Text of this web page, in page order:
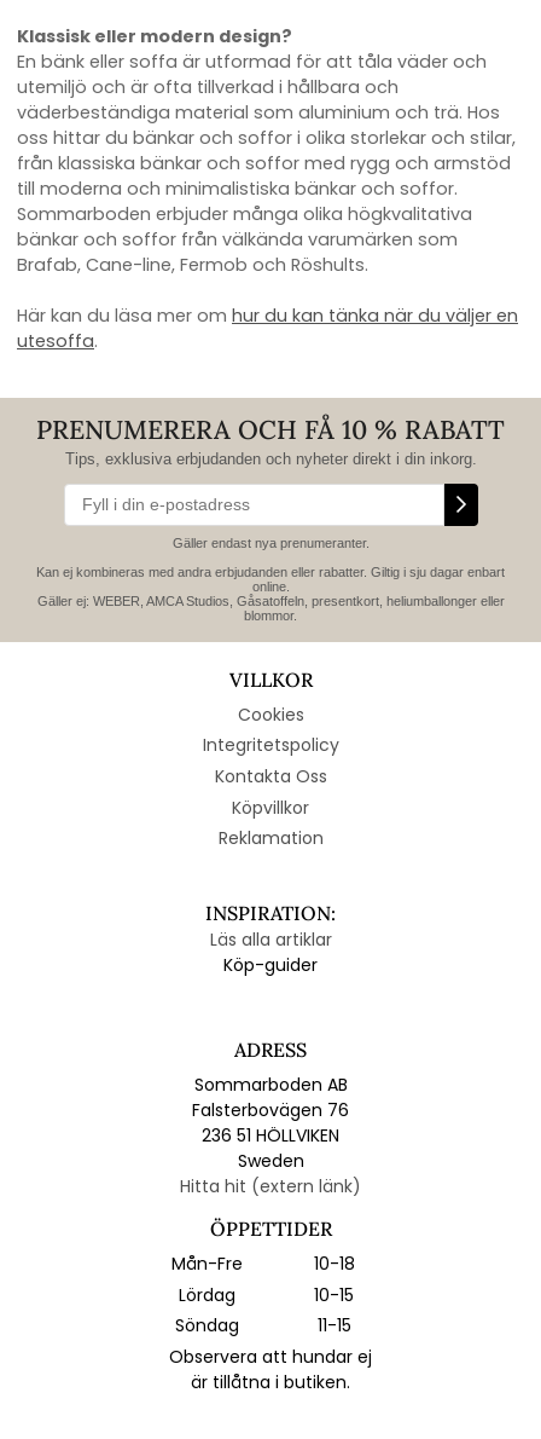
Klassisk eller modern design?
En bänk eller soffa är utformad för att tåla väder och
utemiljö och är ofta tillverkad i hållbara och
väderbeständiga material som aluminium och trä. Hos
oss hittar du bänkar och soffor i olika storlekar och stilar,
från klassiska bänkar och soffor med rygg och armstöd
till moderna och minimalistiska bänkar och soffor.
Sommarboden erbjuder många olika högkvalitativa
bänkar och soffor från välkända varumärken som
Brafab, Cane-line, Fermob och Röshults.
Här kan du läsa mer om hur du kan tänka när du väljer en
utesoffa.
PRENUMERERA OCH FÅ 10 % RABATT
Tips, exklusiva erbjudanden och nyheter direkt i din inkorg.
Gäller endast nya prenumeranter.
Kan ej kombineras med andra erbjudanden eller rabatter. Giltig i sju dagar enbart
online.
Gäller ej: WEBER, AMCA Studios, Gåsatoffeln, presentkort, heliumballonger eller
blommor.
VILLKOR
Cookies
Integritetspolicy
Kontakta Oss
Köpvillkor
Reklamation
INSPIRATION:
Läs alla artiklar
Köp-guider
ADRESS
Sommarboden AB
Falsterbovägen 76
236 51 HÖLLVIKEN
Sweden
Hitta hit (extern länk)
ÖPPETTIDER
Mån-Fre
10-18
Lördag
10-15
Söndag
11-15
Observera att hundar ej
är tillåtna i butiken.